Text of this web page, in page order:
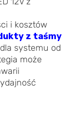
i kosztów
z taśmy
systemu od
może